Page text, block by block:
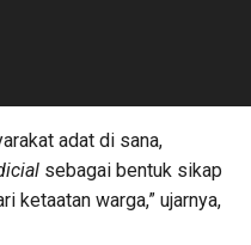
adat di sana,
sebagai bentuk sikap
ketaatan warga,” ujarnya,